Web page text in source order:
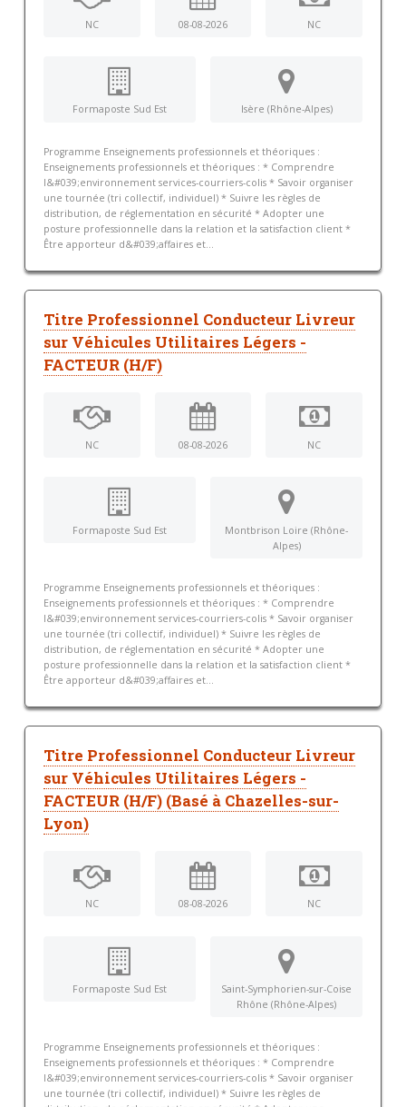
NC 08-08-2026 NC
Formaposte Sud Est Isère (Rhône-Alpes)
Programme Enseignements professionnels et théoriques :
Enseignements professionnels et théoriques : * Comprendre
l&#039;environnement services-courriers-colis * Savoir organiser
une tournée (tri collectif, individuel) * Suivre les règles de
distribution, de réglementation en sécurité * Adopter une
posture professionnelle dans la relation et la satisfaction client *
Être apporteur d&#039;affaires et...
Titre Professionnel Conducteur Livreur
sur Véhicules Utilitaires Légers -
FACTEUR (H/F)
NC 08-08-2026 NC
Formaposte Sud Est
Montbrison Loire (Rhône-
Alpes)
Programme Enseignements professionnels et théoriques :
Enseignements professionnels et théoriques : * Comprendre
l&#039;environnement services-courriers-colis * Savoir organiser
une tournée (tri collectif, individuel) * Suivre les règles de
distribution, de réglementation en sécurité * Adopter une
posture professionnelle dans la relation et la satisfaction client *
Être apporteur d&#039;affaires et...
Titre Professionnel Conducteur Livreur
sur Véhicules Utilitaires Légers -
FACTEUR (H/F) (Basé à Chazelles-sur-
Lyon)
NC 08-08-2026 NC
Formaposte Sud Est
Saint-Symphorien-sur-Coise
Rhône (Rhône-Alpes)
Programme Enseignements professionnels et théoriques :
Enseignements professionnels et théoriques : * Comprendre
l&#039;environnement services-courriers-colis * Savoir organiser
une tournée (tri collectif, individuel) * Suivre les règles de